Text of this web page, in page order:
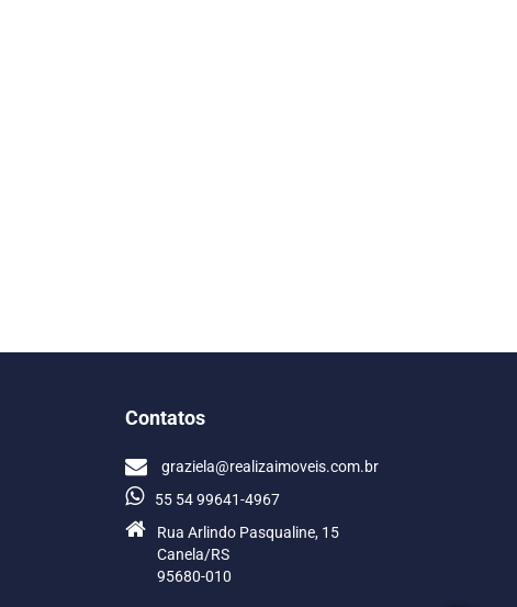
Contatos
graziela@realizaimoveis.com.br
55 54 99641-4967
Rua Arlindo Pasqualine, 15
Canela/RS
95680-010